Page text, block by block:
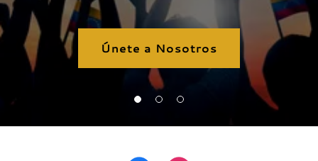
Únete a Nosotros